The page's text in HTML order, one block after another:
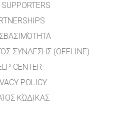
SUPPORTERS
ΣΎΝΔΕΣΗΣ (OFFLINE)
CENTER
POLICY
ΚΏΔΙΚΑΣ